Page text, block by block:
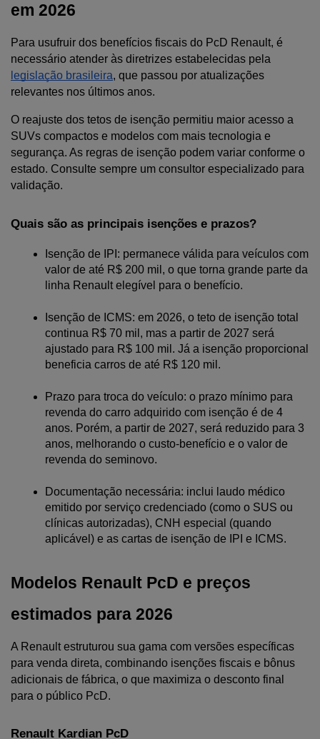
em 2026
Para usufruir dos benefícios fiscais do PcD Renault, é
legislação brasileira, que passou por atualizações
relevantes nos últimos anos.
O reajuste dos tetos de isenção permitiu maior acesso a
SUVs compactos e modelos com mais tecnologia e
segurança. As regras de isenção podem variar conforme o
estado. Consulte sempre um consultor especializado para
validação.
Quais são as principais isenções e prazos?
Isenção de IPI: permanece válida para veículos com
valor de até R$ 200 mil, o que torna grande parte da
linha Renault elegível para o benefício.
Isenção de ICMS: em 2026, o teto de isenção total
continua R$ 70 mil, mas a partir de 2027 será
ajustado para R$ 100 mil. Já a isenção proporcional
beneficia carros de até R$ 120 mil.
Prazo para troca do veículo: o prazo mínimo para
revenda do carro adquirido com isenção é de 4
anos. Porém, a partir de 2027, será reduzido para 3
anos, melhorando o custo-benefício e o valor de
revenda do seminovo.
Documentação necessária: inclui laudo médico
emitido por serviço credenciado (como o SUS ou
clínicas autorizadas), CNH especial (quando
aplicável) e as cartas de isenção de IPI e ICMS.
Modelos Renault PcD e preços
estimados para 2026
A Renault estruturou sua gama com versões específicas
para venda direta, combinando isenções fiscais e bônus
adicionais de fábrica, o que maximiza o desconto final
para o público PcD.
Renault Kardian PcD